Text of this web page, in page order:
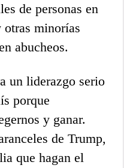
de personas en
otras minorías
abucheos.
un liderazgo serio
porque
y ganar.
de Trump,
que hagan el